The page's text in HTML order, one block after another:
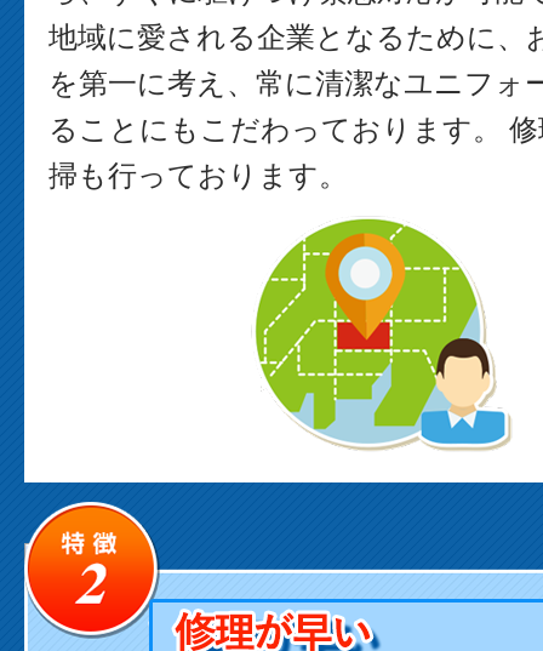
地域に愛される企業となるために、
を第一に考え、常に清潔なユニフォ
ることにもこだわっております。
掃も行っております。